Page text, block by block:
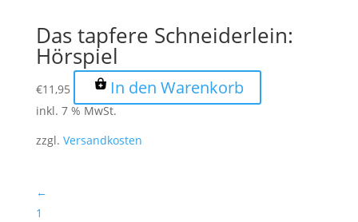
Das tapfere Schneiderlein:
Hörspiel
€11,95 In den Warenkorb
inkl. 7 % MwSt.
zzgl. Versandkosten
←
1